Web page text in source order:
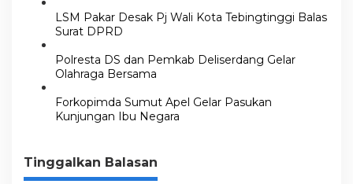
LSM Pakar Desak Pj Wali Kota Tebingtinggi Balas
Surat DPRD
Polresta DS dan Pemkab Deliserdang Gelar
Olahraga Bersama
Forkopimda Sumut Apel Gelar Pasukan
Kunjungan Ibu Negara
Tinggalkan Balasan